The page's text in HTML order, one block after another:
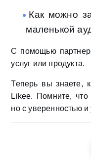
Как можно
маленькой
С помощью
услуг или продукта.
Теперь вы знаете,
Likee. Помните, что
но с уверенностью и